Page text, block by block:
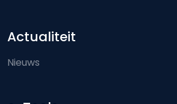
Actualiteit
Nieuws